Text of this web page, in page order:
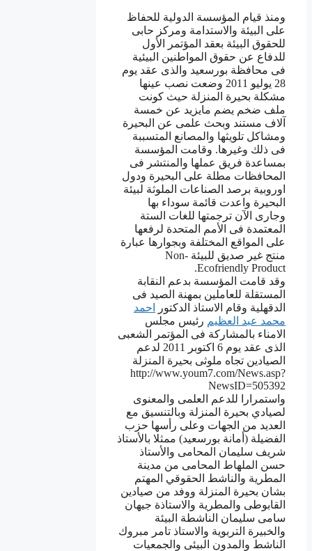
ومنذ قيام المؤسسة الدولية للحفاظ
على البيئة والاستدامة ومركز حابى
للحقوق البيئة بعقد المؤتمر الأول
للدفاع عن حقوق المواطنين البيئية
فى محافظة بورسعيد والذى عقد يوم
28 يوليو 2011 وضعت نصب عينها
مشكلة بحيرة المنزلة حيث كونت
ملف ضخم يضم مايزيد عن خمسة
آلاف مستند وبحث علمى عن البحيرة
ومشاكل تلويثها والمصانع المتسببة
فى ذلك وغيرها. وقامت المؤسسة
بمساعدة فريق عملها والمنتشر فى
المحافظات مطلة على البحيرة ودول
اوروبية برصد الصناعات الملوثة لبيئة
البحيرة واعدت قائمة سوداء بها
وجارى الآن ترجمتها للغات الستة
المعتمدة فى الأمم المتحدة لرفعها
على المواقع المختلفة وبجوارها عبارة
منتج غير صديق للبيئة Non-
Ecofriendly Product.
وقد قامت المؤسسة بدعم النقابة
المستقلة للعاملين بمهنة الصيد فى
الدقهلية وقام الاستاذ الدكتور
احمد
محمد عبد العظيم رئيس مجلس
الامناء بالمشاركة فى المؤتمر الشعبى
الذى عقد يوم 6 اكتوبر 2011 لدعم
الصيادين تجاه ملوثى بحيرة المنزلة
http://www.youm7.com/News.asp?
NewsID=505392
واستمرارا للدعم العلمى والمعنوى
لصيادي بحيرة المنزلة وبالتنسيق مع
العديد من الجهات وعلى رأسها حزب
الفضيلة (أمانة بورسعيد) ممثلا بالأستاذ
شريف سليمان المحامى والأستاذ
حسن الملهاط المحامى من مدينة
المطرية والناشط الحقوقي المهتم
بشان بحيرة المنزلة ووفد من صيادين
القابوطى والمطرية والاستاذة جيهان
سامى سليمان الناشطة البيئة
والخبيرة التربوية والاستاذ تامر مبروك
الناشط والمدون البيئى والجمعيات